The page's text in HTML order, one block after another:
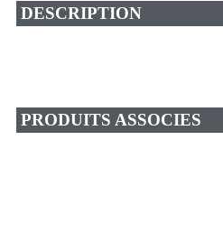
DESCRIPTION
PRODUITS ASSOCIES